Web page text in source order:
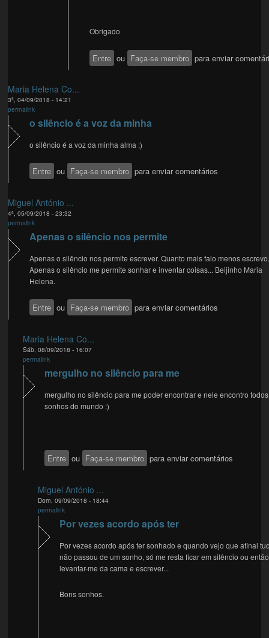
Obrigado
Entre ou Faça-se membro para enviar
Maria Helena Co...
3ª, 04/09/2018 - 14:21
permalink
o silêncio é a voz da minha
o silêncio é a voz da minha alma :)
Entre ou Faça-se membro para enviar comentários
Miguel António ...
4ª, 05/09/2018 - 23:32
permalink
Apenas o silêncio nos permite
Apenas o silêncio nos permite escrever. Quanto mais falo menos
Apenas o silêncio me permite sonhar e inventar coisas... Beijinho Maria
Helena.
Entre ou Faça-se membro para enviar comentários
Maria Helena Co...
Sáb, 08/09/2018 - 16:07
permalink
mergulho no silêncio para me
mergulho no silêncio para me poder encontrar e nele encontro
sonhos do mundo :)
Entre ou Faça-se membro para enviar comentários
Miguel António ...
Dom, 09/09/2018 - 18:44
permalink
Por vezes acordo após ter
Por vezes acordo após ter sonhado e quando vejo que afinal
não passou de um sonho, só me resta ficar em silêncio ou então
levantar-me da cama e escrever...
Bons sonhos.